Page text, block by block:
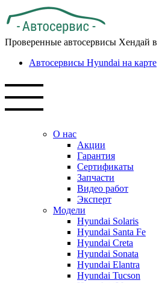
Проверенные автосервисы Хендай
Автосервисы Hyundai на карте
О нас
Акции
Гарантия
Сертификаты
Запчасти
Видео работ
Эксперт
Модели
Hyundai Solaris
Hyundai Santa Fe
Hyundai Creta
Hyundai Sonata
Hyundai Elantra
Hyundai Tucson